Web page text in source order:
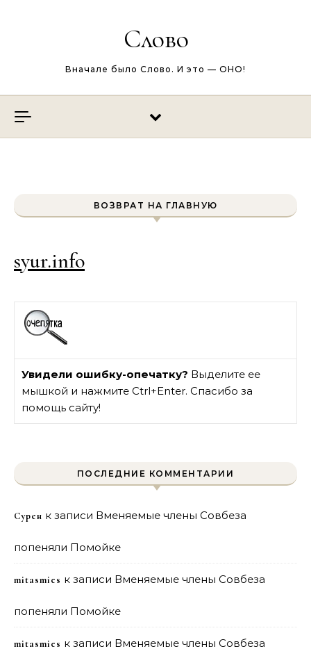
Слово
Вначале было Слово. И это — ОНО!
ВОЗВРАТ НА ГЛАВНУЮ
syur.info
Увидели ошибку-опечатку? Выделите ее
мышкой и нажмите Ctrl+Enter. Спасибо за
помощь сайту!
ПОСЛЕДНИЕ КОММЕНТАРИИ
Сурен к записи Вменяемые члены Совбеза
попеняли Помойке
mitasmies к записи Вменяемые члены Совбеза
попеняли Помойке
mitasmies к записи Вменяемые члены Совбеза